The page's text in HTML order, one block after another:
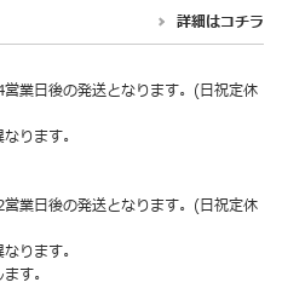
詳細はコチラ
業日後の発送となります。(日祝定休
ります。
業日後の発送となります。(日祝定休
ります。
す。